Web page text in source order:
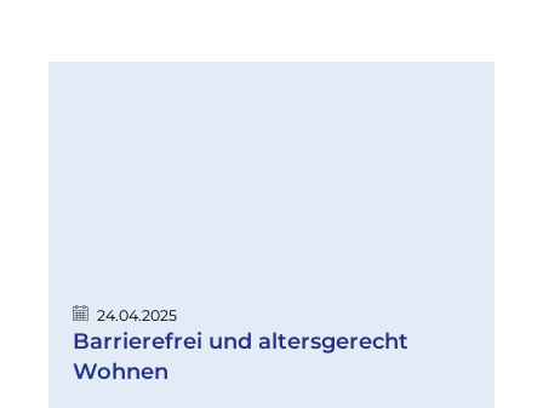
24.04.2025
Barrierefrei und altersgerecht
Wohnen